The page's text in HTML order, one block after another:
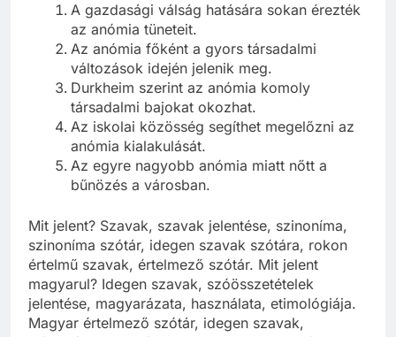
A gazdasági válság hatására sokan érezték
az anómia tüneteit.
Az anómia főként a gyors társadalmi
változások idején jelenik meg.
Durkheim szerint az anómia komoly
társadalmi bajokat okozhat.
Az iskolai közösség segíthet megelőzni az
anómia kialakulását.
Az egyre nagyobb anómia miatt nőtt a
bűnözés a városban.
Mit jelent? Szavak, szavak jelentése, szinoníma,
szinoníma szótár, idegen szavak szótára, rokon
értelmű szavak, értelmező szótár. Mit jelent
magyarul? Idegen szavak, szóösszetételek
jelentése, magyarázata, használata, etimológiája.
Magyar értelmező szótár, idegen szavak,